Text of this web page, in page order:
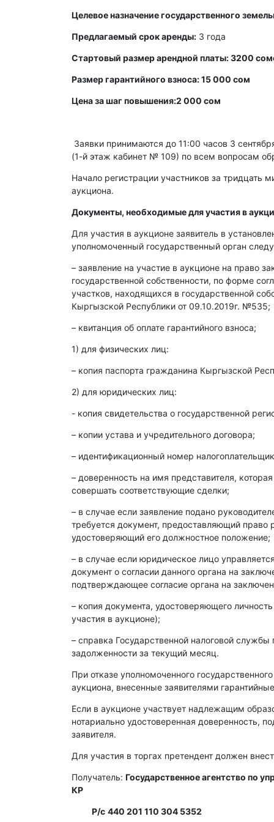
Целевое назначение государственного
Предлагаемый срок аренды: 3 года
Стартовый размер арендной платы: 3200
Размер гарантийного взноса: 15 000 сом
Цена за шаг повышения:2 000 сом
Заявки принимаются до 11:00 часов 3
(1-й этаж кабинет № 109) по всем вопросам
Начало регистрации участников за тридцать
аукциона.
Документы, необходимые для участия в
Для участия в аукционе заявитель в
уполномоченный государственный орган
– заявление на участие в аукционе на право
государственной собственности, по форме
участков, находящихся в государственной
Кыргызской Республики от 09.10.2019г. №535;
– квитанция об оплате гарантийного взноса;
1) для физических лиц:
– копия паспорта гражданина Кыргызской
2) для юридических лиц:
- копия свидетельства о государственной
– копии устава и учредительного договора;
– идентификационный номер
– доверенность на имя представителя,
совершать соответствующие сделки;
– в случае если заявление подано
требуется документ, предоставляющий
удостоверяющий его должностное положение;
– в случае если юридическое лицо
документ о согласии данного органа на
подтверждающее согласие органа на
– копия документа, удостоверяющего
участия в аукционе);
– справка Государственной налоговой
задолженности за текущий месяц.
При отказе уполномоченного
аукциона, внесенные заявителями
Если в аукционе участвует надлежащим
нотариально удостоверенная доверенность,
заявителя.
Для участия в торгах претендент должен
Получатель: Государственное агентство по
КР
Р/с 440 201 110 304 5352